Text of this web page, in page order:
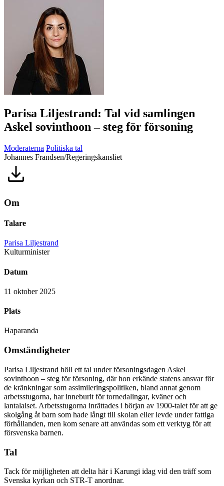
Parisa Liljestrand: Tal vid samlingen
Askel sovinthoon – steg för försoning
Moderaterna Politiska tal
Johannes Frandsen/Regeringskansliet
Om
Talare
Parisa Liljestrand
Kulturminister
Datum
11 oktober 2025
Plats
Haparanda
Omständigheter
Parisa Liljestrand höll ett tal under försoningsdagen Askel
sovinthoon – steg för försoning, där hon erkände statens ansvar för
de kränkningar som assimileringspolitiken, bland annat genom
arbetsstugorna, har inneburit för tornedalingar, kväner och
lantalaiset. Arbetsstugorna inrättades i början av 1900-talet för att ge
skolgång åt barn som hade långt till skolan eller levde under fattiga
förhållanden, men kom senare att användas som ett verktyg för att
försvenska barnen.
Tal
Tack för möjligheten att delta här i Karungi idag vid den träff som
Svenska kyrkan och STR-T anordnar.